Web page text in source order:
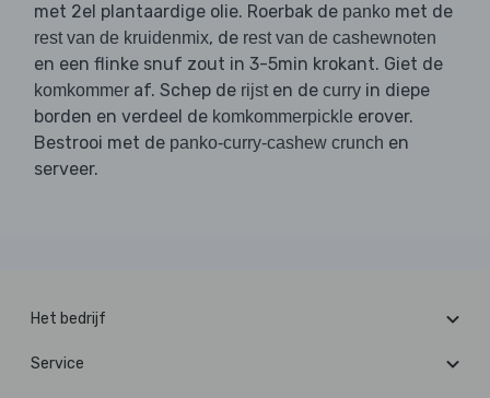
met 2el plantaardige olie. Roerbak de panko met de
rest van de kruidenmix, de rest van de cashewnoten
en een flinke snuf zout in 3-5min krokant. Giet de
komkommer af. Schep de rijsten de curry in diepe
borden en verdeel de komkommerpickle erover.
Bestrooi met de panko-curry-cashew crunch en
serveer.
Het bedrijf
Service